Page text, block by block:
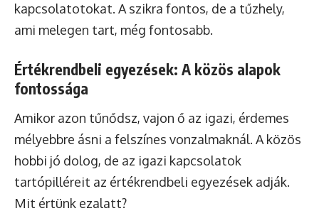
kapcsolatotokat. A szikra fontos, de a tűzhely,
ami melegen tart, még fontosabb.
Értékrendbeli egyezések: A közös alapok
fontossága
Amikor azon tűnődsz, vajon ő az igazi, érdemes
mélyebbre ásni a felszínes vonzalmaknál. A közös
hobbi jó dolog, de az igazi kapcsolatok
tartópilléreit az értékrendbeli egyezések adják.
Mit értünk ezalatt?